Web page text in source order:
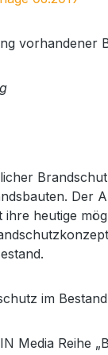
vorhandener
Der
heutige
im Bestand
Media Reihe